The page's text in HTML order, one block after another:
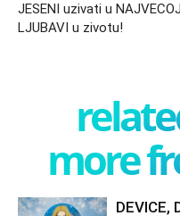
JESENI uzivati u NAJVECOJ
LJUBAVI u zivotu!
more
DEVICE,